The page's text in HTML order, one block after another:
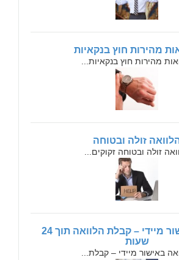
מהירות חוץ בנקאיות
מהירות חוץ בנקאיות...
זולה ובטוחה
זולה ובטוחה זקוקים...
הלוואה באישור מיידי – קבלת הלוואה תוך 24
שעות
באישור מיידי – קבלת...